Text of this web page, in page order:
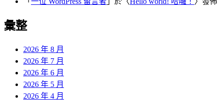
彙整
2026 年 8 月
2026 年 7 月
2026 年 6 月
2026 年 5 月
2026 年 4 月